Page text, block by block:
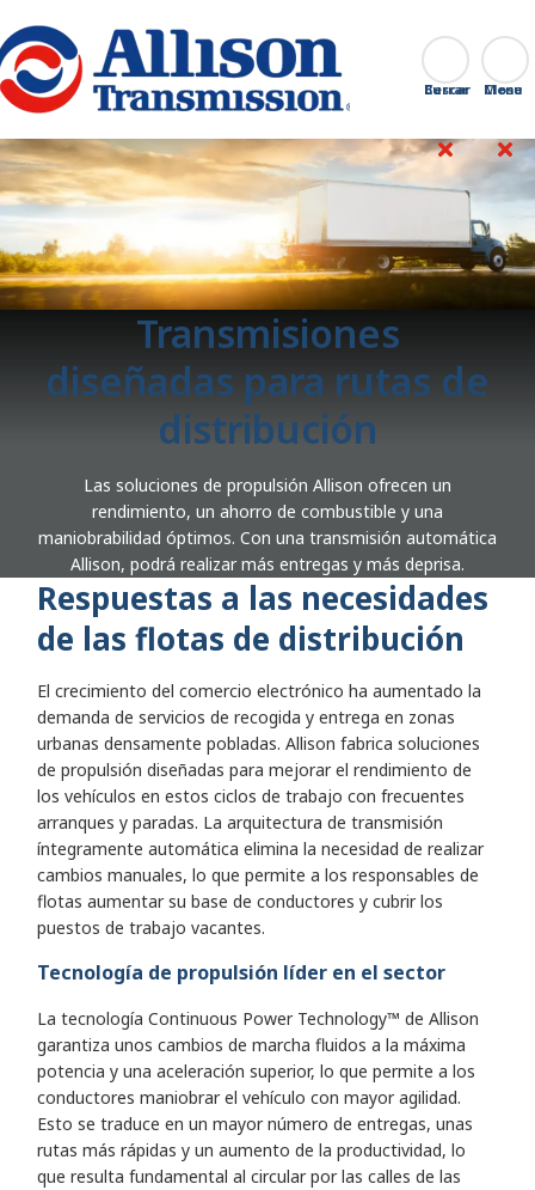
Go Home Buscar
Cerrar
Transmisiones
diseñadas para rutas de
distribución
Las soluciones de propulsión Allison ofrecen un
rendimiento, un ahorro de combustible y una
maniobrabilidad óptimos. Con una transmisión automática
Allison, podrá realizar más entregas y más deprisa.
Respuestas a las necesidades
de las flotas de distribución
El crecimiento del comercio electrónico ha aumentado la
demanda de servicios de recogida y entrega en zonas
urbanas densamente pobladas. Allison fabrica soluciones
de propulsión diseñadas para mejorar el rendimiento de
los vehículos en estos ciclos de trabajo con frecuentes
arranques y paradas. La arquitectura de transmisión
íntegramente automática elimina la necesidad de realizar
cambios manuales, lo que permite a los responsables de
flotas aumentar su base de conductores y cubrir los
puestos de trabajo vacantes.
Tecnología de propulsión líder en el sector
La tecnología Continuous Power Technology™ de Allison
garantiza unos cambios de marcha fluidos a la máxima
potencia y una aceleración superior, lo que permite a los
conductores maniobrar el vehículo con mayor agilidad.
Esto se traduce en un mayor número de entregas, unas
rutas más rápidas y un aumento de la productividad, lo
que resulta fundamental al circular por las calles de las